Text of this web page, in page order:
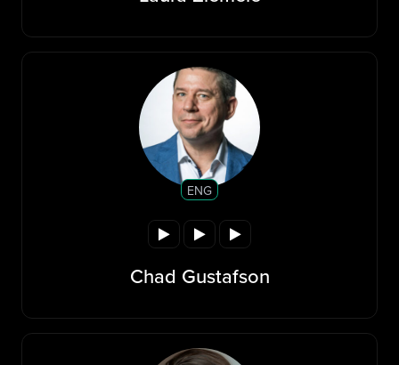
ENG
Chad Gustafson